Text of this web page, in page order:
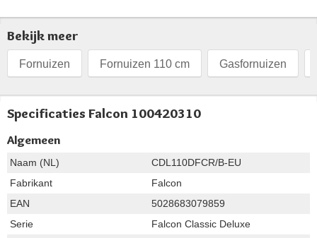
Bekijk meer
Fornuizen Fornuizen 110 cm Gasfornuizen
Specificaties Falcon 100420310
Algemeen
Naam (NL)
CDL110DFCR/B-EU
Fabrikant
Falcon
EAN
5028683079859
Serie
Falcon Classic Deluxe